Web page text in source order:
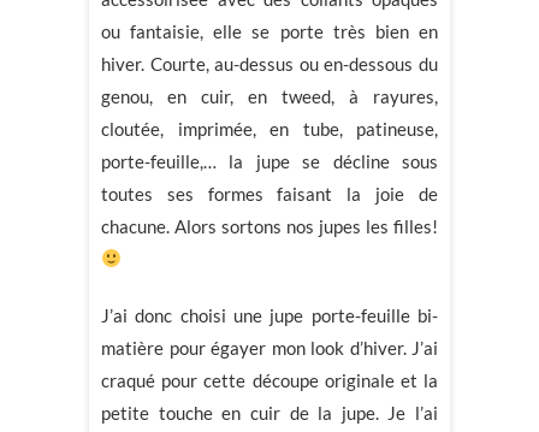
ou fantaisie, elle se porte très bien en
hiver. Courte, au-dessus ou en-dessous du
genou, en cuir, en tweed, à rayures,
cloutée, imprimée, en tube, patineuse,
porte-feuille,… la jupe se décline sous
toutes ses formes faisant la joie de
chacune. Alors sortons nos jupes les filles!
J’ai donc choisi une jupe porte-feuille bi-
matière pour égayer mon look d’hiver. J’ai
craqué pour cette découpe originale et la
petite touche en cuir de la jupe. Je l’ai